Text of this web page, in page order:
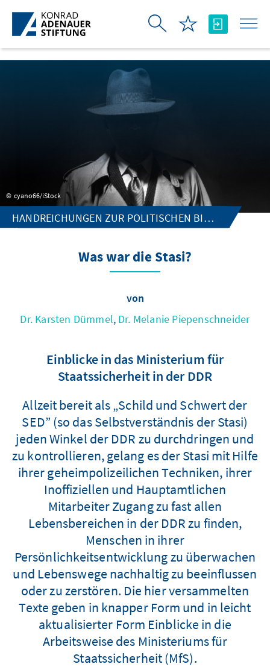
Zum Hauptinhalt springen
cyano66/iStock
HANDREICHUNGEN ZUR POLITISCHEN BILDUNG
Was war die Stasi?
von
Dr. Karsten Dümmel, Dr. Melanie Piepenschneider
Einblicke in das Ministerium für
Staatssicherheit in der DDR
Allzeit bereit als „Schild und Schwert der
SED” (so das Selbstverständnis der Stasi)
jeden Winkel der DDR zu durchdringen und
zu kontrollieren, gelang es der Stasi mit Hilfe
ihrer geheimpolizeilichen Techniken, ihrer
Inoffiziellen und Hauptamtlichen
Mitarbeiter Zugang zu fast allen
Lebensbereichen in der DDR zu finden,
Menschen in ihrer
Persönlichkeitsentwicklung zu überwachen
und Lebenswege nachhaltig zu beeinflussen
oder zu zerstören. Die hier versammelten
Texte geben in knapper Form und in leicht
aktualisierter Form Einblicke in die
Arbeitsweise des Ministeriums für
Staatssicherheit (MfS).